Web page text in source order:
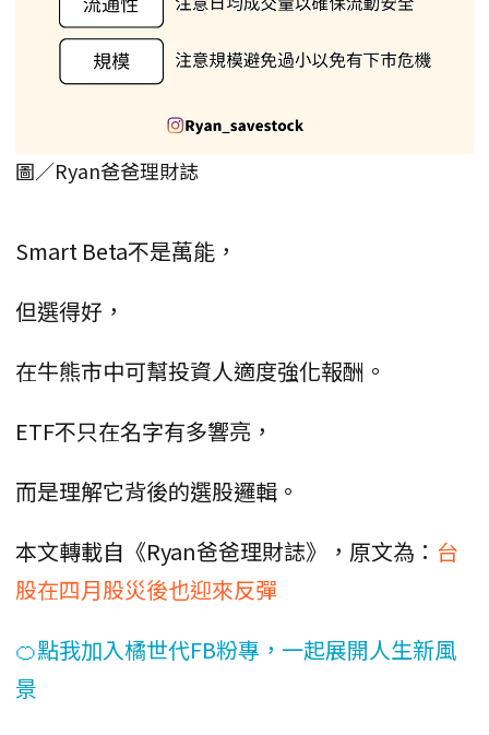
圖／Ryan爸爸理財誌
Smart Beta不是萬能，
但選得好，
在牛熊市中可幫投資人適度強化報酬。
ETF不只在名字有多響亮，
而是理解它背後的選股邏輯。
本文轉載自《Ryan爸爸理財誌》，原文為： 台
股在四月股災後也迎來反彈
🍊點我加入橘世代FB粉專，一起展開人生新風
景